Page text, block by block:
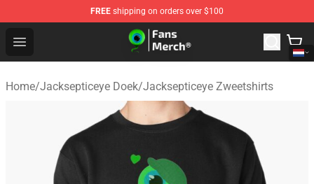
FREE shipping on orders over $100
Open menu
Jacksepticeye Store - Official Jacksepticeye
Home/Jacksepticeye Doek/Jacksepticeye Zweetshirts